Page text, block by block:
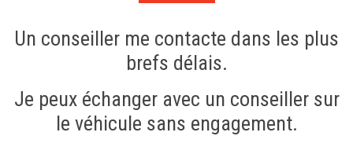
Un conseiller me contacte dans les plus
brefs délais.
Je peux échanger avec un conseiller sur
le véhicule sans engagement.